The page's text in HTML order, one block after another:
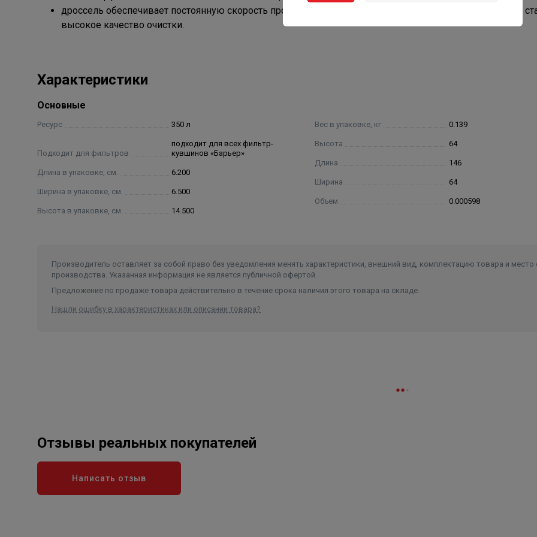
дроссель обеспечивает постоянную скорость протекания воды через фильтр. Тем самым достигается
высокое качество очистки.
Характеристики
Основные
Ресурс 350 л
Подходит для фильтров
подходит для всех фильтр-
кувшинов «Барьер»
Длина в упаковке, см. 6.200
Ширина в упаковке, см. 6.500
Высота в упаковке, см. 14.500
Вес в упаковке, кг 0.139
Высота 64
Длина 146
Ширина 64
Объем 0.000598
Производитель оставляет за собой право без уведомления менять характеристики, внешний вид, комплектацию товара и место
производства. Указанная информация не является публичной офертой.
Предложение по продаже товара действительно в течение срока наличия этого товара на складе.
Нашли ошибку в характеристиках или описании товара?
Отзывы реальных покупателей
Написать отзыв